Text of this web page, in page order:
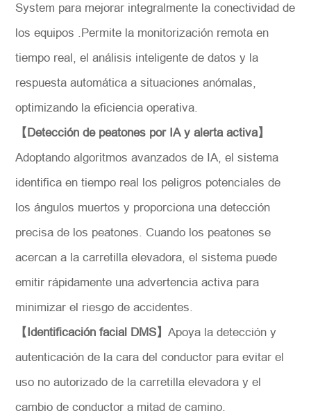
System para mejorar integralmente la conectividad de
los equipos .Permite la monitorización remota en
tiempo real, el análisis inteligente de datos y la
respuesta automática a situaciones anómalas,
optimizando la eficiencia operativa.
【Detección de peatones por IA y alerta activa】
Adoptando algoritmos avanzados de IA, el sistema
identifica en tiempo real los peligros potenciales de
los ángulos muertos y proporciona una detección
precisa de los peatones. Cuando los peatones se
acercan a la carretilla elevadora, el sistema puede
emitir rápidamente una advertencia activa para
minimizar el riesgo de accidentes.
【Identificación facial DMS】Apoya la detección y
autenticación de la cara del conductor para evitar el
uso no autorizado de la carretilla elevadora y el
cambio de conductor a mitad de camino.